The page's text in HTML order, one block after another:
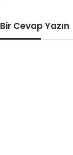
Bir Cevap Yazın